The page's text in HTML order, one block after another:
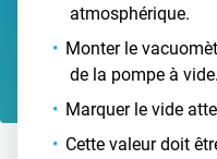
atmosphérique.
Monter le
de la pompe à vide.
Marquer le vide
Cette valeur doit